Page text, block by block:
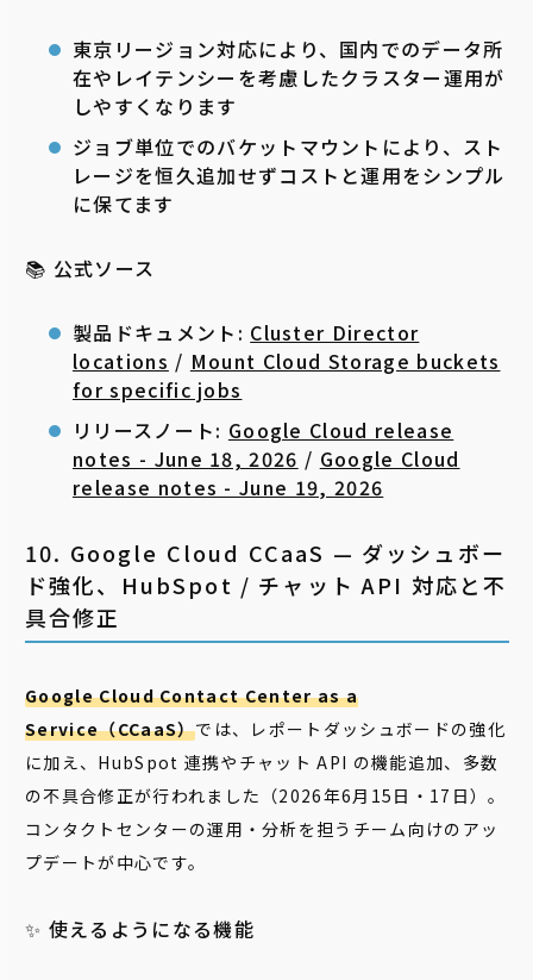
東京リージョン対応により、国内でのデータ所
在やレイテンシーを考慮したクラスター運用が
しやすくなります
ジョブ単位でのバケットマウントにより、スト
レージを恒久追加せずコストと運用をシンプル
に保てます
📚 公式ソース
製品ドキュメント: Cluster Director
locations / Mount Cloud Storage buckets
for specific jobs
リリースノート: Google Cloud release
notes - June 18, 2026 / Google Cloud
release notes - June 19, 2026
10. Google Cloud CCaaS — ダッシュボー
ド強化、HubSpot / チャット API 対応と不
具合修正
Google Cloud Contact Center as a
Service（CCaaS）では、レポートダッシュボードの強化
に加え、HubSpot 連携やチャット API の機能追加、多数
の不具合修正が行われました（2026年6月15日・17日）。
コンタクトセンターの運用・分析を担うチーム向けのアッ
プデートが中心です。
✨ 使えるようになる機能